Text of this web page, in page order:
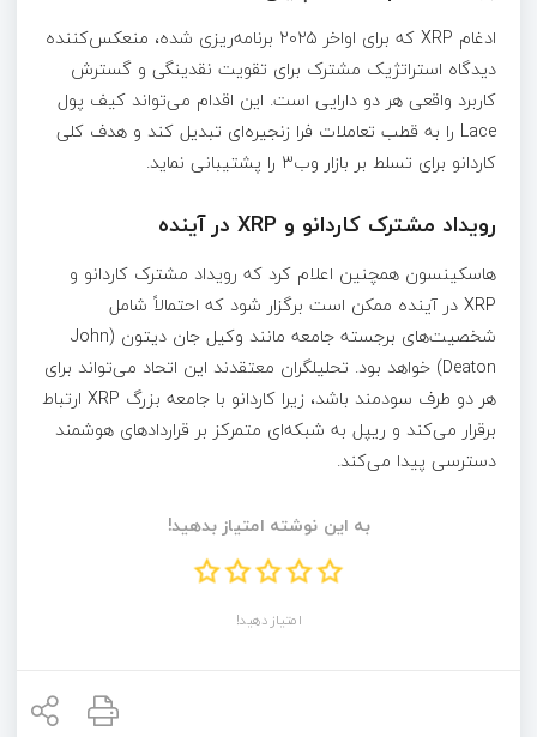
ادغام XRP که برای اواخر ۲۰۲۵ برنامه‌ریزی شده، منعکس‌کننده
دیدگاه استراتژیک مشترک برای تقویت نقدینگی و گسترش
کاربرد واقعی هر دو دارایی است. این اقدام می‌تواند کیف پول
Lace را به قطب تعاملات فرا زنجیره‌ای تبدیل کند و هدف کلی
کاردانو برای تسلط بر بازار وب۳ را پشتیبانی نماید.
رویداد مشترک کاردانو و XRP در آینده
هاسکینسون همچنین اعلام کرد که رویداد مشترک کاردانو و
XRP در آینده ممکن است برگزار شود که احتمالاً شامل
شخصیت‌های برجسته جامعه مانند وکیل جان دیتون (John
Deaton) خواهد بود. تحلیلگران معتقدند این اتحاد می‌تواند برای
هر دو طرف سودمند باشد، زیرا کاردانو با جامعه بزرگ XRP ارتباط
برقرار می‌کند و ریپل به شبکه‌ای متمرکز بر قراردادهای هوشمند
دسترسی پیدا می‌کند.
به این نوشته امتیاز بدهید!
امتیاز دهید!